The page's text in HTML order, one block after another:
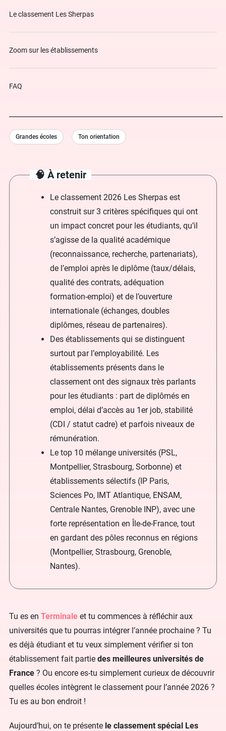
🧠 À retenir
Le classement 2026 Les Sherpas est
construit sur 3 critères spécifiques qui ont
un impact concret pour les étudiants, qu’il
s’agisse de la qualité académique
(reconnaissance, recherche, partenariats),
de l’emploi après le diplôme (taux/délais,
qualité des contrats, adéquation
formation-emploi) et de l’ouverture
internationale (échanges, doubles
diplômes, réseau de partenaires).
Des établissements qui se distinguent
surtout par l’employabilité. Les
établissements présents dans le
classement ont des signaux très parlants
pour les étudiants : part de diplômés en
emploi, délai d’accès au 1er job, stabilité
(CDI / statut cadre) et parfois niveaux de
rémunération.
Le top 10 mélange universités (PSL,
Montpellier, Strasbourg, Sorbonne) et
établissements sélectifs (IP Paris,
Sciences Po, IMT Atlantique, ENSAM,
Centrale Nantes, Grenoble INP), avec une
forte représentation en Île-de-France, tout
en gardant des pôles reconnus en régions
(Montpellier, Strasbourg, Grenoble,
Nantes).
Tu es en Terminale et tu commences à réfléchir aux
universités que tu pourras intégrer l’année prochaine ? Tu
es déjà étudiant et tu veux simplement vérifier si ton
établissement fait partie des meilleures universités de
France ? Ou encore es-tu simplement curieux de découvrir
quelles écoles intègrent le classement pour l’année 2026 ?
Tu es au bon endroit !
Aujourd’hui, on te présente le classement spécial Les
Le classement Les Sherpas
Zoom sur les établissements
FAQ
Grandes écoles Ton orientation